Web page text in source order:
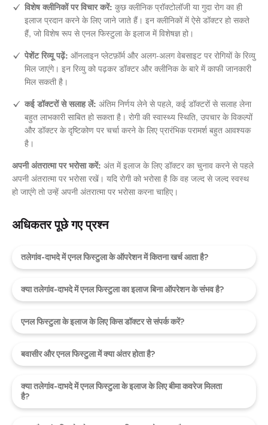
विशेष क्लीनिकों पर विचार करें: कुछ क्लीनिक प्रॉक्टोलॉजी या गुदा रोग का ही
इलाज प्रदान करने के लिए जाने जाते हैं। इन क्लीनिकों में ऐसे डॉक्टर हो सकते
हैं, जो विशेष रूप से एनल फिस्टुला के इलाज में विशेषज्ञ हो।
पेशेंट रिव्यू पढ़ें: ऑनलाइन प्लेटफ़ॉर्म और अलग-अलग वेबसाइट पर रोगियों के रिव्यु
मिल जाएंगे। इन रिव्यु को पढ़कर डॉक्टर और क्लीनिक के बारे में काफी जानकारी
मिल सकती है।
कई डॉक्टरों से सलाह लें: अंतिम निर्णय लेने से पहले, कई डॉक्टरों से सलाह लेना
बहुत लाभकारी साबित हो सकता है। रोगी की स्वास्थ्य स्थिति, उपचार के विकल्पों
और डॉक्टर के दृष्टिकोण पर चर्चा करने के लिए प्रारंभिक परामर्श बहुत आवश्यक
है।
अपनी अंतरात्मा पर भरोसा करें: अंत में इलाज के लिए डॉक्टर का चुनाव करने से पहले
अपनी अंतरात्मा पर भरोसा रखें। यदि रोगी को भरोसा है कि वह जल्द से जल्द स्वस्थ
हो जाएंगे तो उन्हें अपनी अंतरात्मा पर भरोसा करना चाहिए।
अधिकतर पूछे गए प्रश्न
तलेगांव-दाभदे में एनल फिस्टुला के ऑपरेशन में कितना खर्च आता है?
क्या तलेगांव-दाभदे में एनल फिस्टुला का इलाज बिना ऑपरेशन के संभव है?
एनल फिस्टुला के इलाज के लिए किस डॉक्टर से संपर्क करें?
बवासीर और एनल फिस्टुला में क्या अंतर होता है?
क्या तलेगांव-दाभदे में एनल फिस्टुला के इलाज के लिए बीमा कवरेज मिलता
है?